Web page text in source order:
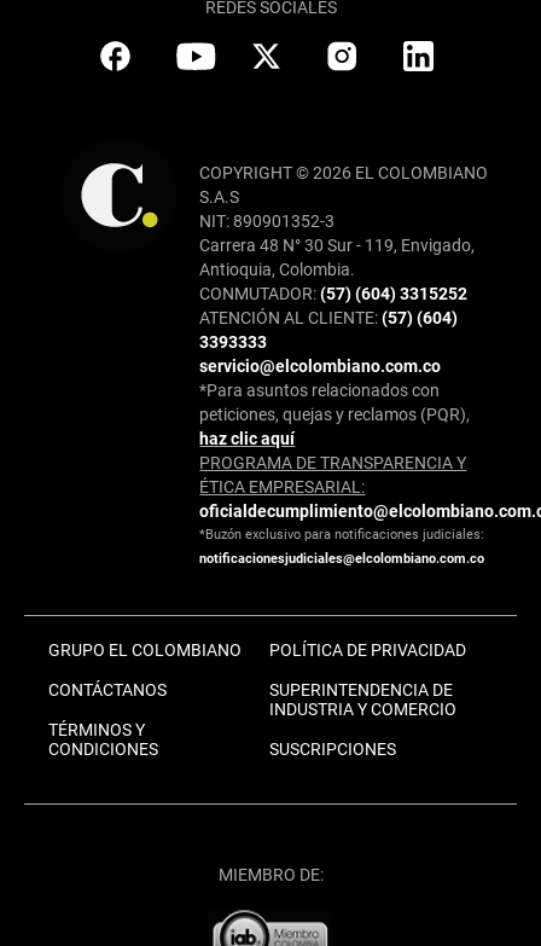
REDES SOCIALES
COPYRIGHT © 2026 EL COLOMBIANO
S.A.S
NIT: 890901352-3
Carrera 48 N° 30 Sur - 119, Envigado,
Antioquia, Colombia.
CONMUTADOR:(57) (604) 3315252
ATENCIÓN AL CLIENTE:(57) (604)
3393333
servicio@elcolombiano.com.co
*Para asuntos relacionados con
peticiones, quejas y reclamos (PQR),
haz clic aquí
PROGRAMA DE TRANSPARENCIA Y
ÉTICA EMPRESARIAL:
*Buzón exclusivo para notificaciones judiciales:
notificacionesjudiciales@elcolombiano.com.co
GRUPO EL COLOMBIANO
CONTÁCTANOS
TÉRMINOS Y
CONDICIONES
POLÍTICA DE PRIVACIDAD
SUPERINTENDENCIA DE
INDUSTRIA Y COMERCIO
SUSCRIPCIONES
MIEMBRO DE: